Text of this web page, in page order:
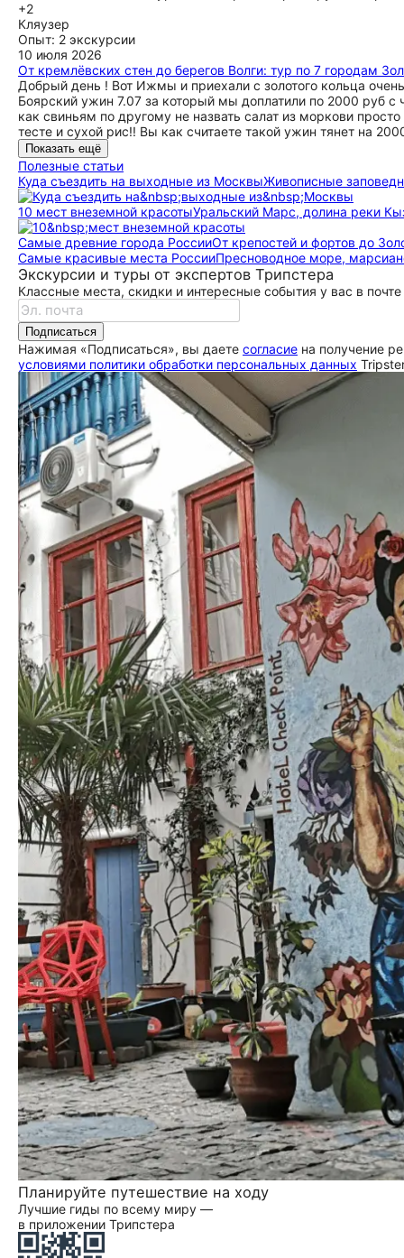
+2
Кляузер
Опыт: 2 экскурсии
10 июля 2026
От кремлёвских стен до берегов Волги: тур по 7 городам
Добрый день ! Вот Ижмы и приехали с золотого кольца
Боярский ужин 7.07 за который мы доплатили по 2000 руб с
как свиньям по другому не назвать салат из моркови
тесте и сухой рис!! Вы как считаете такой ужин тянет на
Показать ещё
Полезные статьи
Куда съездить на выходные из МосквыЖивописные
10 мест внеземной красотыУральский Марс, долина реки
Самые древние города РоссииОт крепостей и фортов до
Самые красивые места РоссииПресноводное море,
Экскурсии и туры от экспертов Трипстера
Классные места, скидки и интересные события у вас в почте
Подписаться
Нажимая «Подписаться», вы даете согласие на получение
условиями политики обработки персональных данных
Планируйте путешествие на ходу
Лучшие гиды по всему миру —
в приложении Трипстера